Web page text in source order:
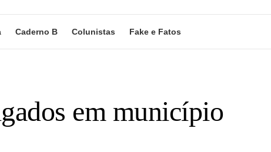
Caderno B Colunistas Fake e Fatos
em município